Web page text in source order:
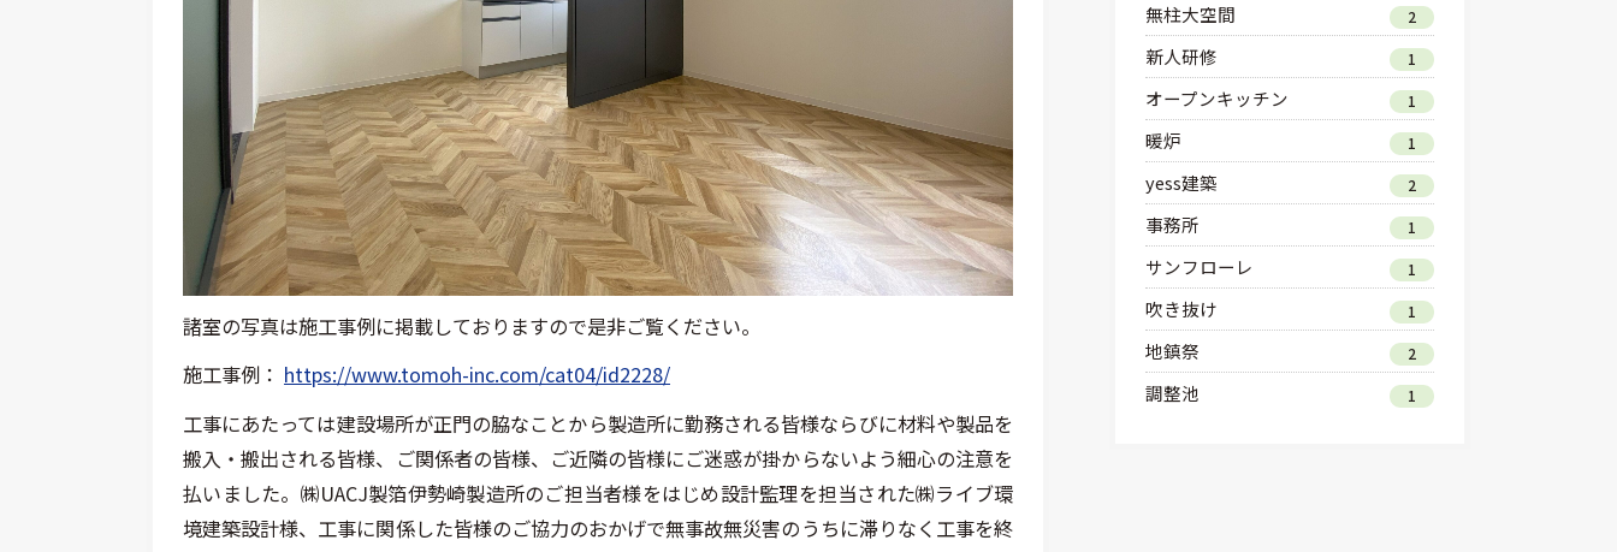
諸室の写真は施工事例に掲載しておりますので是非ご覧ください。
施工事例： https://www.tomoh-inc.com/cat04/id2228/
工事にあたっては建設場所が正門の脇なことから製造所に勤務される皆様ならびに材料や製品を
搬入・搬出される皆様、ご関係者の皆様、ご近隣の皆様にご迷惑が掛からないよう細心の注意を
払いました。㈱UACJ製箔伊勢崎製造所のご担当者様をはじめ設計監理を担当された㈱ライブ環
境建築設計様、工事に関係した皆様のご協力のおかげで無事故無災害のうちに滞りなく工事を終
無柱大空間 2
新人研修 1
オープンキッチン 1
暖炉 1
yess建築 2
事務所 1
サンフローレ 1
吹き抜け 1
地鎮祭 2
調整池 1